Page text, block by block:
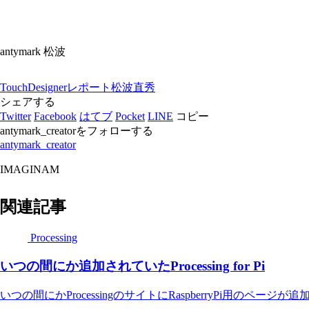
antymark 松波
TouchDesignerレポート 松波直秀
シェアする
Twitter Facebook はてブ Pocket LINE コピー
antymark_creatorをフォローする
antymark_creator
IMAGINAM
関連記事
Processing
いつの間にか追加されていたProcessing for Pi
いつの間にかProcessingのサイトにRaspberryPi用のページが追